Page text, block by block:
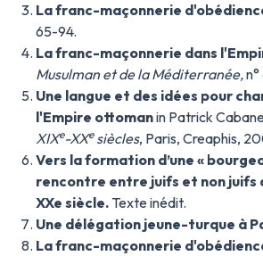
La franc-maçonnerie
65-94.
La franc-maçonnerie dans
Musulman et de la Méditerranée,n°
Une langue et des idées pour
l'Empire ottomanin Patrick
XIXe-XXesiècles, Paris, Creaphis,
Vers la formation d’une «
rencontre entre juifs et non
XXe siècle.Texte inédit.
Une délégation jeune-turque à
La franc-maçonnerie